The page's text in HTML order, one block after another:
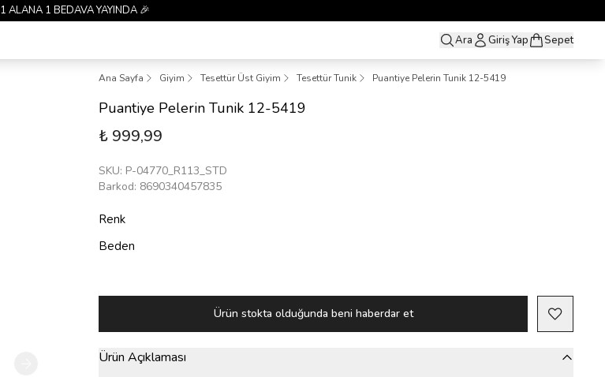
1 ALANA 1 BEDAVA YAYINDA 🎉
Ara Giriş Yap Sepet
Ana Sayfa Giyim Tesettür Üst Giyim Tesettür Tunik Puantiye Pelerin Tunik 12-5419
Puantiye Pelerin Tunik 12-5419
₺ 999,99
SKU: P-04770_R113_STD
Barkod: 8690340457835
Renk
Beden
Ürün stokta olduğunda beni haberdar et
Ürün Açıklaması